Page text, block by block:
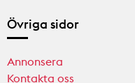
Övriga sidor
Annonsera
Kontakta oss